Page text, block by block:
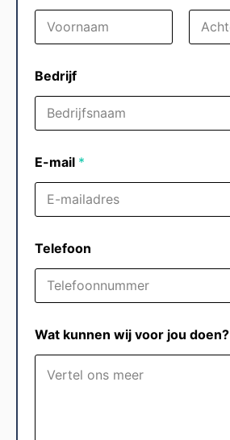
Bedrijf
E-mail *
Telefoon
Wat kunnen wij voor jou doen?